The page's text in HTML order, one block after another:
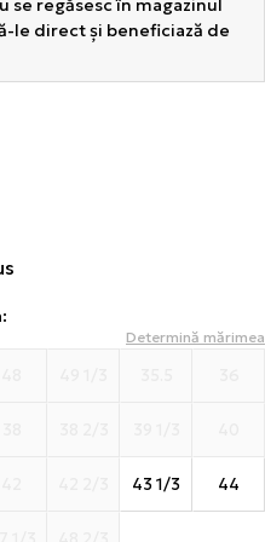
se regăsesc în magazinul
le direct și beneficiază de
:
Determină mărimea
43 1/3 44